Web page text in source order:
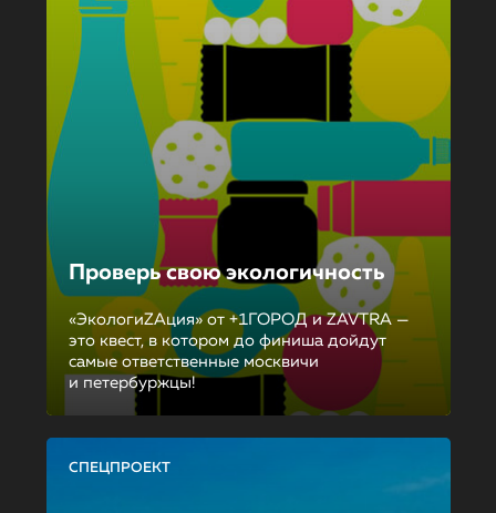
Проверь свою экологичность
«ЭкологиZAция» от +1ГОРОД и ZAVTRA —
это квест, в котором до финиша дойдут
самые ответственные москвичи
и петербуржцы!
СПЕЦПРОЕКТ